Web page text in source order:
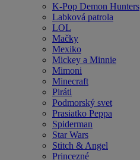
K-Pop Demon Hunters
Labková patrola
LOL
Mačky
Mexiko
Mickey a Minnie
Mimoni
Minecraft
Piráti
Podmorský svet
Prasiatko Peppa
Spiderman
Star Wars
Stitch & Angel
Princezné